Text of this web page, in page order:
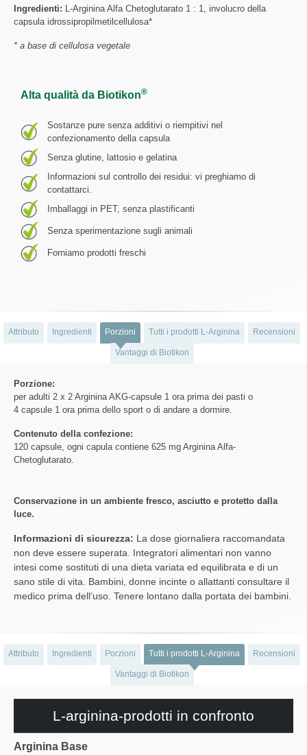
Ingredienti: L-Arginina Alfa Chetoglutarato 1 : 1, involucro della
capsula idrossipropilmetilcellulosa*
* a base di cellulosa vegetale
Alta qualità da Biotikon®
Sostanze pure senza additivi o riempitivi nel
confezionamento della capsula
Senza glutine, lattosio e gelatina
Informazioni sul controllo dei residui: vi preghiamo di
contattarci.
Imballaggi in PET, senza plastificanti
Senza sperimentazione sugli animali
Forniamo prodotti freschi
Attributo Ingredienti Porzioni Tutti i prodotti L-Arginina Recensioni
Vantaggi di Biotikon
Porzione:
per adulti 2 x 2 Arginina AKG-capsule 1 ora prima dei pasti o
4 capsule 1 ora prima dello sport o di andare a dormire.
Contenuto della confezione:
120 capsule, ogni capula contiene 625 mg Arginina Alfa-
Chetoglutarato.
Conservazione in un ambiente fresco, asciutto e protetto dalla
luce.
Informazioni di sicurezza: La dose giornaliera raccomandata
non deve essere superata. Integratori alimentari non vanno
intesi come sostituti di una dieta variata ed equilibrata e di un
sano stile di vita. Bambini, donne incinte o allattanti consultare il
medico prima dell‘uso. Tenere lontano dalla portata dei bambini.
Attributo Ingredienti Porzioni Tutti i prodotti L-Arginina Recensioni
Vantaggi di Biotikon
L-arginina-prodotti in confronto
Arginina Base